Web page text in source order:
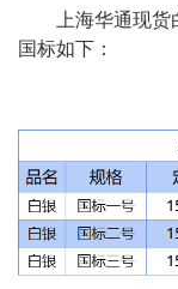
上海华通现货白
国标如下：